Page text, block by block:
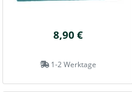
8,90 €
1-2 Werktage